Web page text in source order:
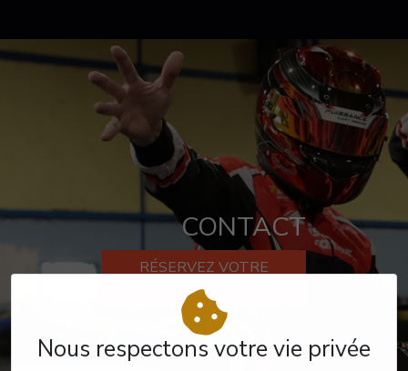
Nous respectons votre vie privée
CONTACT
RÉSERVEZ VOTRE
PASSAGE